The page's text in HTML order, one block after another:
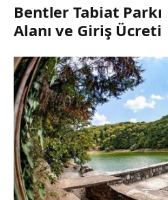
Bentler Tabiat
Alanı ve Giriş Ücreti